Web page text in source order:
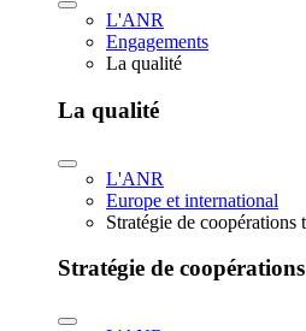
L'ANR
Engagements
La qualité
La qualité
L'ANR
Europe et international
Stratégie de coopérations
Stratégie de